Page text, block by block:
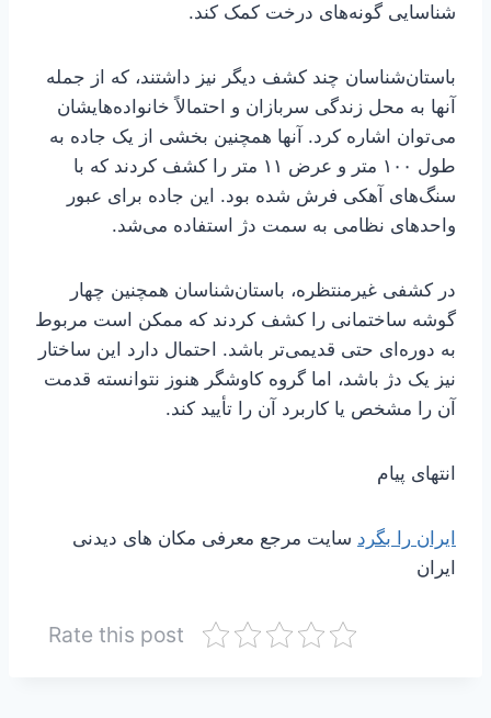
شناسایی گونه‌های درخت کمک کند.
باستان‌شناسان چند کشف دیگر نیز داشتند، که از جمله
آنها به محل زندگی سربازان و احتمالاً خانواده‌هایشان
می‌توان اشاره کرد. آنها همچنین بخشی از یک جاده به
طول ۱۰۰ متر و عرض ۱۱ متر را کشف کردند که با
سنگ‌های آهکی فرش شده بود. این جاده برای عبور
واحدهای نظامی به سمت دژ استفاده می‌شد.
در کشفی غیرمنتظره، باستان‌شناسان همچنین چهار
گوشه ساختمانی را کشف کردند که ممکن است مربوط
به دوره‌ای حتی قدیمی‌تر باشد. احتمال دارد این ساختار
نیز یک دژ باشد، اما گروه کاوشگر هنوز نتوانسته قدمت
آن را مشخص یا کاربرد آن را تأیید کند.
انتهای پیام
ایران را بگرد سایت مرجع معرفی مکان های دیدنی
ایران
Rate this post